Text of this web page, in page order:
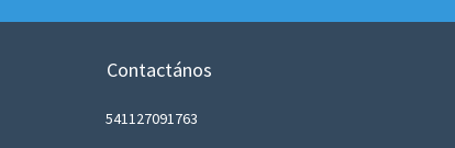
Contactános
541127091763